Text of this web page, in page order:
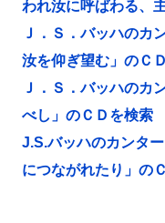
われ汝に呼ばわる、
Ｊ．Ｓ．バッハのカ
汝を仰ぎ望む」のＣ
Ｊ．Ｓ．バッハのカ
べし」のＣＤを検索
J.S.バッハのカンタ
につながれたり」の